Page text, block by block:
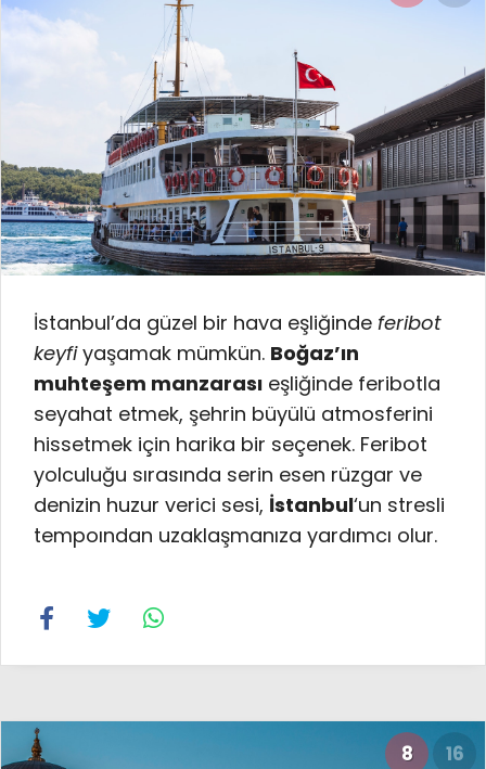
İstanbul’da güzel bir hava eşliğinde feribot
keyfiyaşamak mümkün. Boğaz’ın
muhteşem manzarası eşliğinde feribotla
seyahat etmek, şehrin büyülü atmosferini
hissetmek için harika bir seçenek. Feribot
yolculuğu sırasında serin esen rüzgar ve
denizin huzur verici sesi, İstanbul‘un stresli
tempoından uzaklaşmanıza yardımcı olur.
8 16